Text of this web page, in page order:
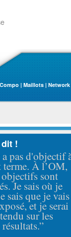
| Maillots | Network
!
pas d'objectif
À l’OM,
sont
Je sais où je
sais que je vais
et je serai
sur les
résultats.”